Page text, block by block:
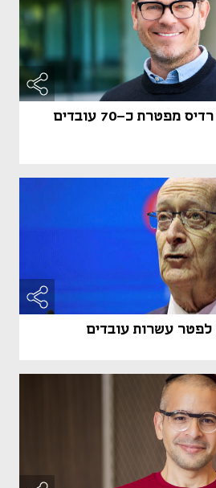
חברת הדאטה-בייס רדיס מפטרת כ-70 עובדים
עשרות עובדים